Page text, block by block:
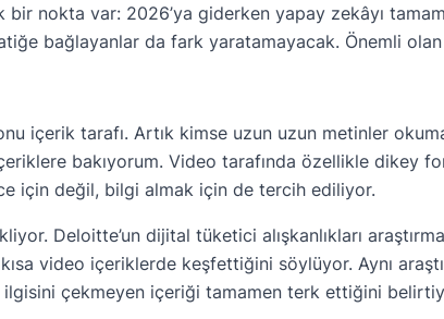
nokta var: 2026’ya giderken yapay zekâyı
bağlayanlar da fark yaratamayacak. Önemli
içerik tarafı. Artık kimse uzun uzun metinler
bakıyorum. Video tarafında özellikle dikey
için değil, bilgi almak için de tercih ediliyor.
Deloitte’un dijital tüketici alışkanlıkları
video içeriklerde keşfettiğini söylüyor. Aynı
çekmeyen içeriği tamamen terk ettiğini